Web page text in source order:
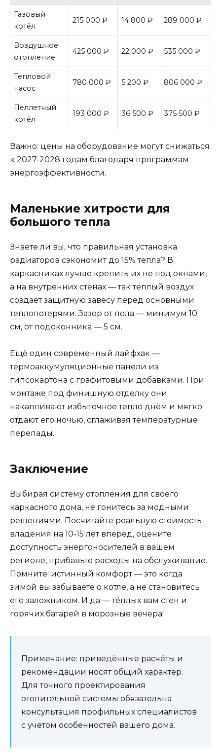
Газовый
котёл
215 000 ₽ 14 800 ₽ 289 000 ₽
Воздушное
отопление
425 000 ₽ 22 000 ₽ 535 000 ₽
Тепловой
насос
780 000 ₽ 5 200 ₽ 806 000 ₽
Пеллетный
котёл
193 000 ₽ 36 500 ₽ 375 500 ₽
Важно: цены на оборудование могут снижаться
к 2027-2028 годам благодаря программам
энергоэффективности.
Маленькие хитрости для
большого тепла
Знаете ли вы, что правильная установка
радиаторов сэкономит до 15% тепла? В
каркасниках лучше крепить их не под окнами,
а на внутренних стенах — так тёплый воздух
создаёт защитную завесу перед основными
теплопотерями. Зазор от пола — минимум 10
см, от подоконника — 5 см.
Ещё один современный лайфхак —
термоаккумуляционные панели из
гипсокартона с графитовыми добавками. При
монтаже под финишную отделку они
накапливают избыточное тепло днём и мягко
отдают его ночью, сглаживая температурные
перепады.
Заключение
Выбирая систему отопления для своего
каркасного дома, не гонитесь за модными
решениями. Посчитайте реальную стоимость
владения на 10-15 лет вперёд, оцените
доступность энергоносителей в вашем
регионе, прибавьте расходы на обслуживание.
Помните: истинный комфорт — это когда
зимой вы забываете о котле, а не становитесь
его заложником. И да — тёплых вам стен и
горячих батарей в морозные вечера!
Примечание: приведённые расчёты и
рекомендации носят общий характер.
Для точного проектирования
отопительной системы обязательна
консультация профильных специалистов
с учётом особенностей вашего дома.